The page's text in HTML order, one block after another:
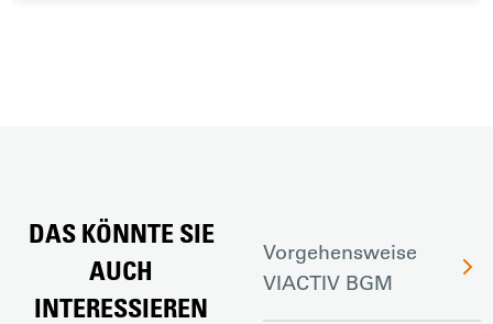
DAS KÖNNTE SIE
AUCH
INTERESSIEREN
Vorgehensweise
VIACTIV BGM